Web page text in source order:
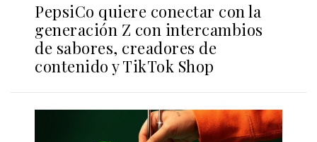
PepsiCo quiere conectar con la
generación Z con intercambios
de sabores, creadores de
contenido y TikTok Shop